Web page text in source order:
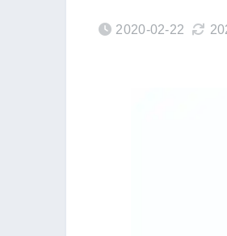
2020-02-22